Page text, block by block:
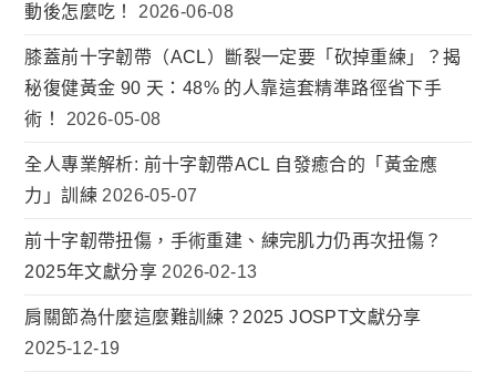
動後怎麼吃！
2026-06-08
膝蓋前十字韌帶（ACL）斷裂一定要「砍掉重練」？揭
秘復健黃金 90 天：48% 的人靠這套精準路徑省下手
術！
2026-05-08
全人專業解析: 前十字韌帶ACL 自發癒合的「黃金應
力」訓練 2026-05-07
前十字韌帶扭傷，手術重建、練完肌力仍再次扭傷？
2025年文獻分享 2026-02-13
肩關節為什麼這麼難訓練？2025 JOSPT文獻分享
2025-12-19